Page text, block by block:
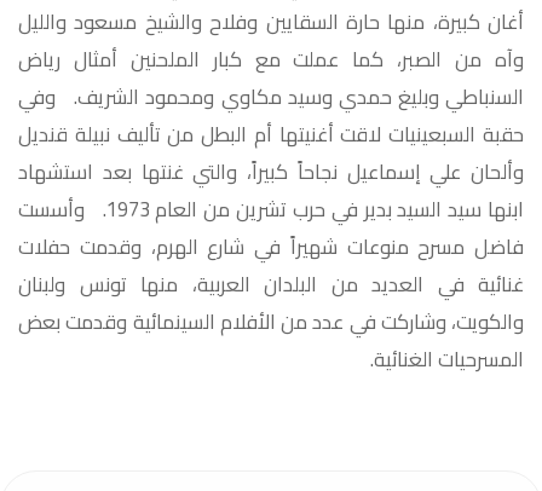
أغان كبيرة، منها حارة السقايين وفلاح والشيخ مسعود والليل
وآه من الصبر، كما عملت مع كبار الملحنين أمثال رياض
السنباطي وبليغ حمدي وسيد مكاوي ومحمود الشريف. وفي
حقبة السبعينيات لاقت أغنيتها أم البطل من تأليف نبيلة قنديل
وألحان علي إسماعيل نجاحاً كبيراً، والتي غنتها بعد استشهاد
ابنها سيد السيد بدير في حرب تشرين من العام 1973. وأسست
فاضل مسرح منوعات شهيراً في شارع الهرم، وقدمت حفلات
غنائية في العديد من البلدان العربية، منها تونس ولبنان
والكويت، وشاركت في عدد من الأفلام السينمائية وقدمت بعض
المسرحيات الغنائية.